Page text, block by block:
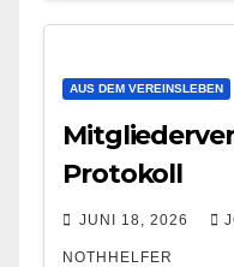
AUS DEM VEREINSLEBEN
Protokoll
JUNI 18, 2026
NOTHHELFER